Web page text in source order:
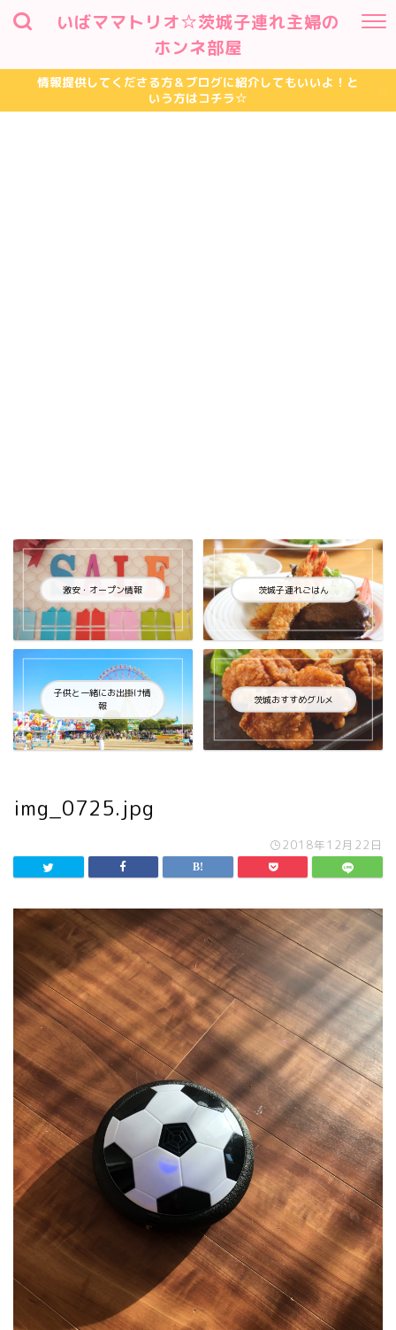
いばママトリオ☆茨城子連れ主婦の
ホンネ部屋
情報提供してくださる方＆ブログに紹介してもいいよ！と
いう方はコチラ☆
激安・オープン情報 茨城子連れごはん
子供と一緒にお出掛け情
報
茨城おすすめグルメ
img_0725.jpg
2018年12月22日